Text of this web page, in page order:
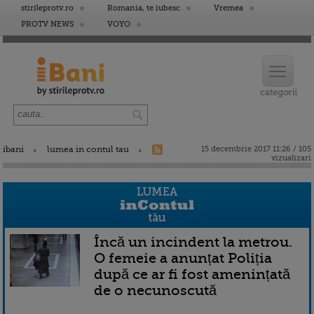
stirileprotv.ro Romania, te iubesc
Vremea
PROTV NEWS
VOYO
ibani lumea in contul tau
15 decembrie 2017 11:26 / 105
vizualizari
Încă un incindent la metrou.
O femeie a anunțat Poliția
după ce ar fi fost amenințată
de o necunoscută